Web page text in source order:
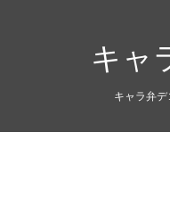
キャ
キャラ弁